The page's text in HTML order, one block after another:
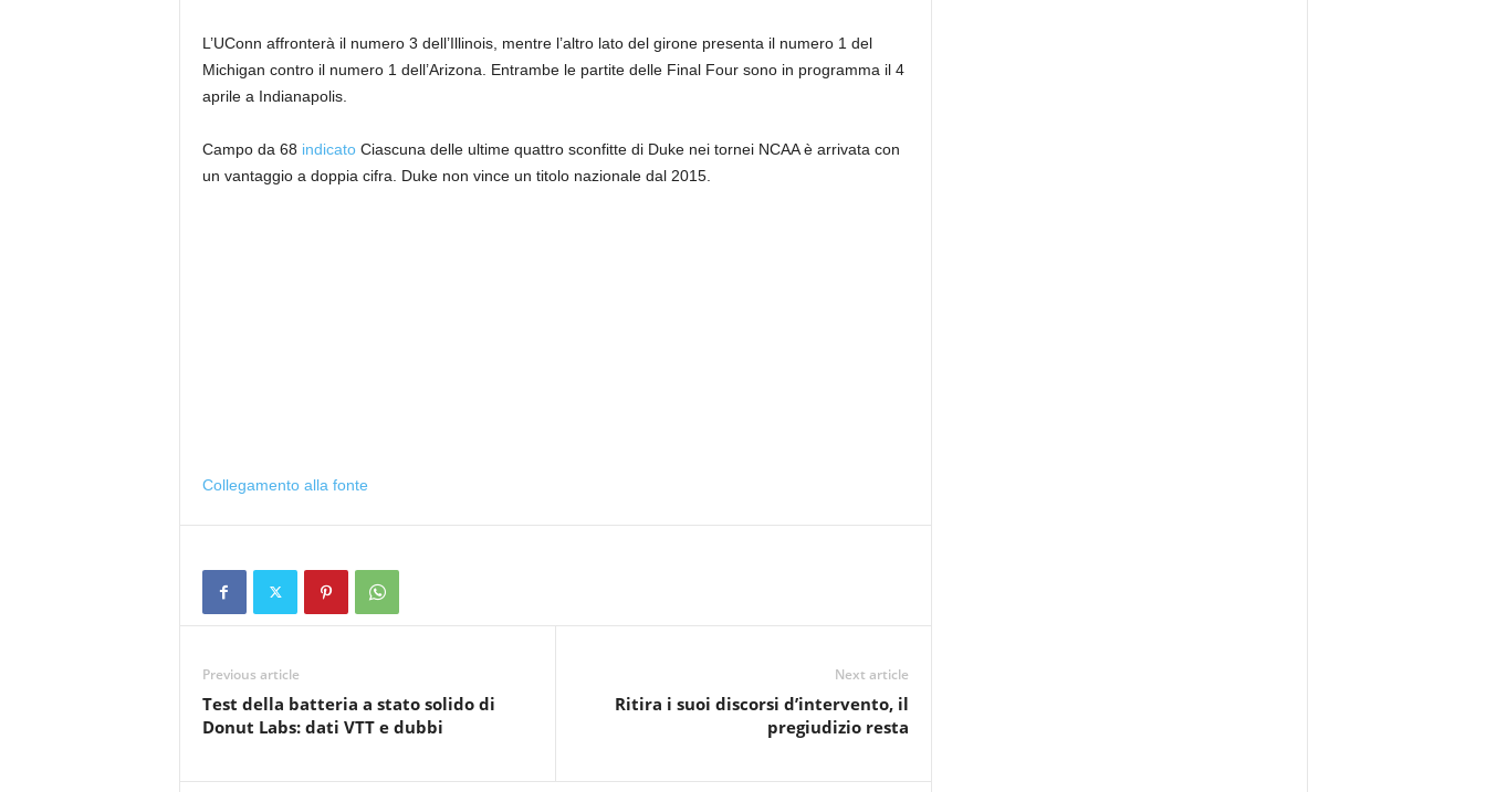
L’UConn affronterà il numero 3 dell’Illinois, mentre l’altro lato del girone presenta il numero 1 del
Michigan contro il numero 1 dell’Arizona. Entrambe le partite delle Final Four sono in programma il 4
aprile a Indianapolis.
Campo da 68 indicatoCiascuna delle ultime quattro sconfitte di Duke nei tornei NCAA è arrivata con
un vantaggio a doppia cifra. Duke non vince un titolo nazionale dal 2015.
Collegamento alla fonte
Previous article
Test della batteria a stato solido di
Donut Labs: dati VTT e dubbi
Next article
Ritira i suoi discorsi d’intervento, il
pregiudizio resta